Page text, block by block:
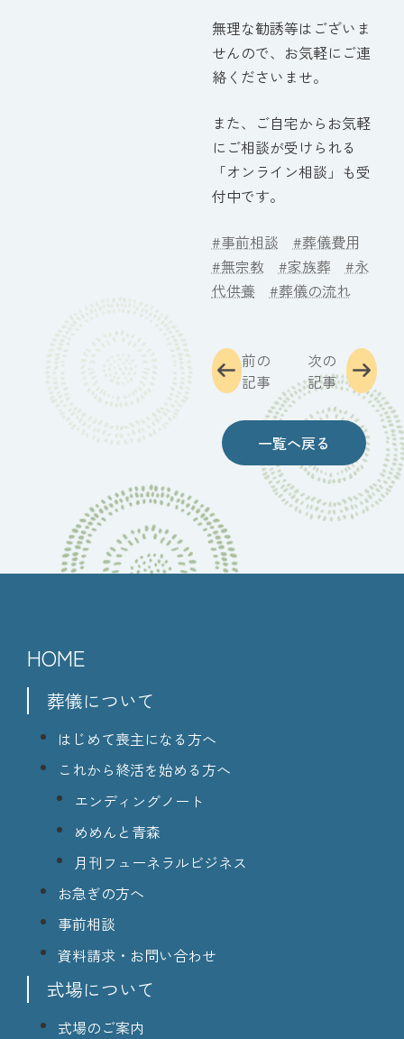
無理な勧誘等はございま
せんので、お気軽にご連
絡くださいませ。
また、ご自宅からお気軽
にご相談が受けられる
「オンライン相談」も受
付中です。
#事前相談
#葬儀費用
#無宗教
#家族葬
#永
代供養
#葬儀の流れ
前の
記事
一覧へ戻る
次の
記事
HOME
葬儀について
はじめて喪主になる方へ
これから終活を始める方へ
エンディングノート
めめんと青森
月刊フューネラルビジネス
お急ぎの方へ
事前相談
資料請求・お問い合わせ
式場について
式場のご案内